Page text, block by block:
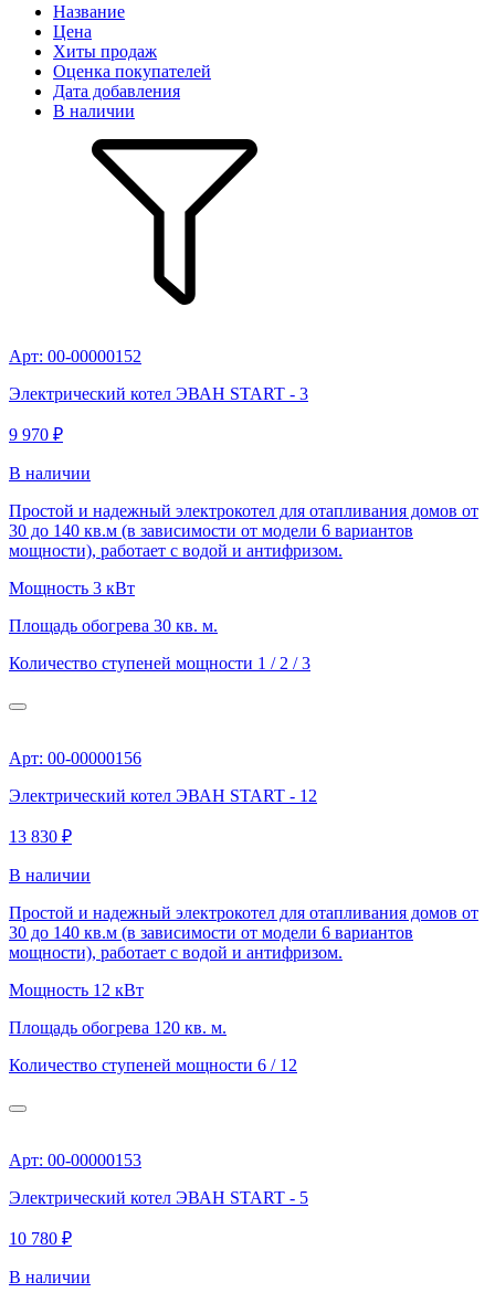
Название
Цена
Хиты продаж
Оценка покупателей
Дата добавления
В наличии
Арт: 00-00000152
Электрический котел ЭВАН START - 3
9 970 ₽
В наличии
Простой и надежный электрокотел для отапливания домов от
30 до 140 кв.м (в зависимости от модели 6 вариантов
мощности), работает с водой и антифризом.
Мощность 3 кВт
Площадь обогрева 30 кв. м.
Количество ступеней мощности 1 / 2 / 3
Арт: 00-00000156
Электрический котел ЭВАН START - 12
13 830 ₽
В наличии
Простой и надежный электрокотел для отапливания домов от
30 до 140 кв.м (в зависимости от модели 6 вариантов
мощности), работает с водой и антифризом.
Мощность 12 кВт
Площадь обогрева 120 кв. м.
Количество ступеней мощности 6 / 12
Арт: 00-00000153
Электрический котел ЭВАН START - 5
10 780 ₽
В наличии